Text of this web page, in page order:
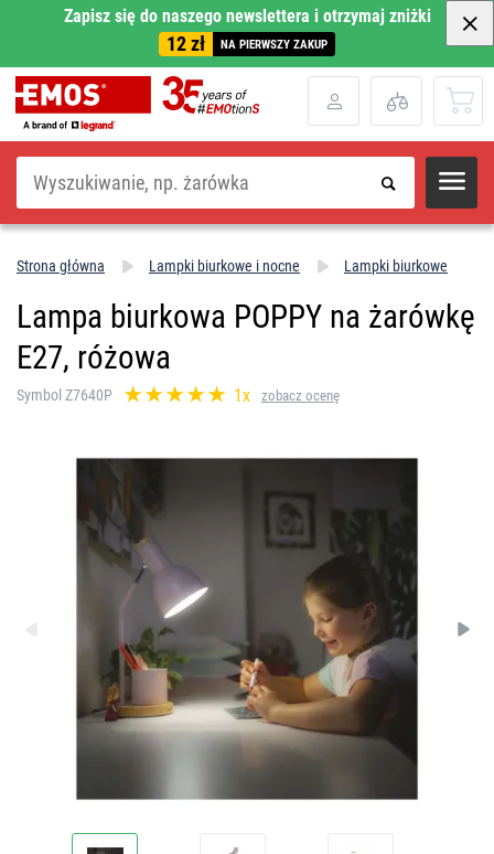
Zapisz się do naszego newslettera i otrzymaj zniżki
12 zł NA PIERWSZY ZAKUP
Szukaj
Strona główna Lampki biurkowe i nocne Lampki biurkowe
Lampa biurkowa POPPY na żarówkę
E27, różowa
Symbol Z7640P 1x zobacz ocenę